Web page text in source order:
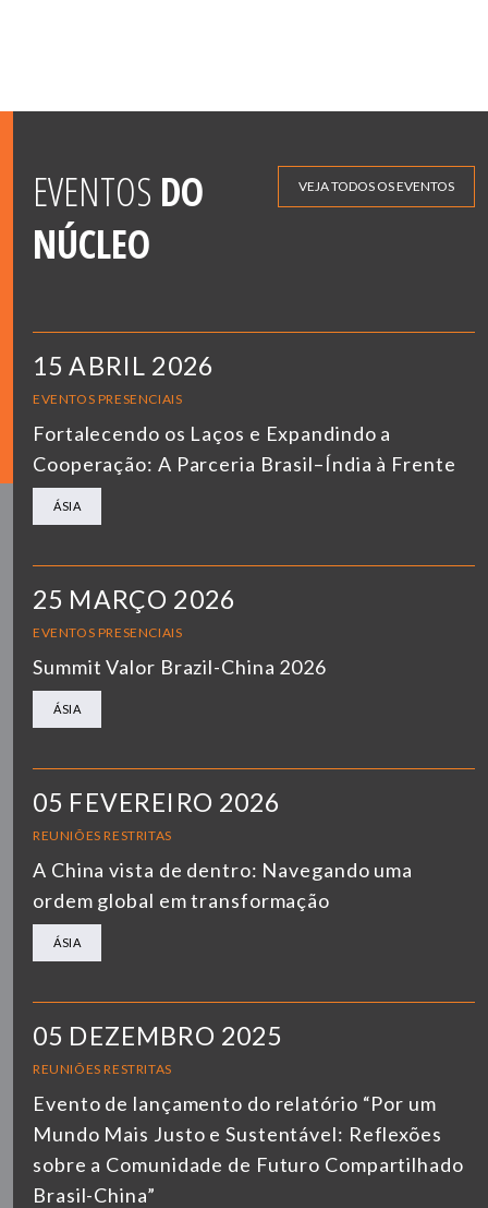
EVENTOS DO
NÚCLEO
VEJA TODOS OS EVENTOS
15 ABRIL 2026
EVENTOS PRESENCIAIS
Fortalecendo os Laços e Expandindo a
Cooperação: A Parceria Brasil–Índia à Frente
ÁSIA
25 MARÇO 2026
EVENTOS PRESENCIAIS
Summit Valor Brazil-China 2026
ÁSIA
05 FEVEREIRO 2026
REUNIÕES RESTRITAS
A China vista de dentro: Navegando uma
ordem global em transformação
ÁSIA
05 DEZEMBRO 2025
REUNIÕES RESTRITAS
Evento de lançamento do relatório “Por um
Mundo Mais Justo e Sustentável: Reflexões
sobre a Comunidade de Futuro Compartilhado
Brasil-China”